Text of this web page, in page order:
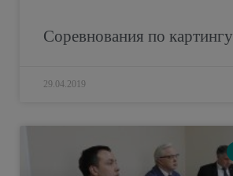
Соревнования по картингу
29.04.2019